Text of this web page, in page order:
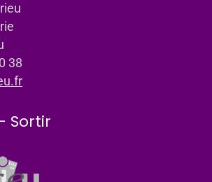
38
Sortir